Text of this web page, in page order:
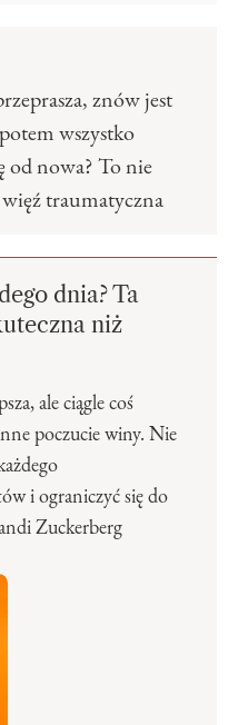
znów jest
wszystko
od nowa? To nie
traumatyczna
dnia? Ta
niż
ale ciągle coś
poczucie winy. Nie
i ograniczyć się do
Zuckerberg